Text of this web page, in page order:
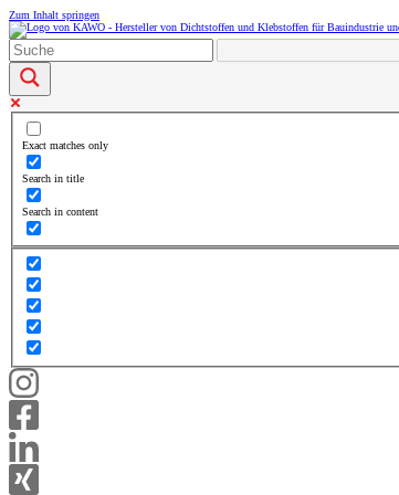
Zum Inhalt springen
Exact matches only
Search in title
Search in content